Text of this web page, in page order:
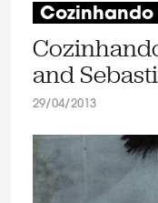
and
29/04/2013